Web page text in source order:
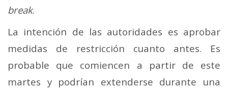
break.
La intención de las autoridades es aprobar
medidas de restricción cuanto antes. Es
probable que comiencen a partir de este
martes y podrían extenderse durante una